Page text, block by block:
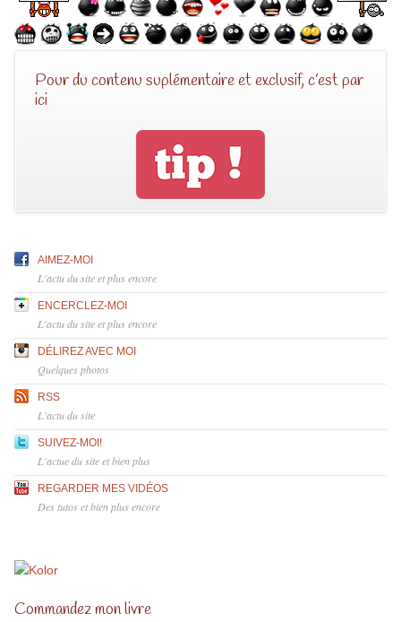
Pour du contenu suplémentaire et exclusif, c’est par
ici
AIMEZ-MOI
L'actu du site et plus encore
ENCERCLEZ-MOI
L'actu du site et plus encore
DÉLIREZ AVEC MOI
Quelques photos
RSS
L'actu du site
SUIVEZ-MOI!
L'actue du site et bien plus
REGARDER MES VIDÉOS
Des tutos et bien plus encore
Commandez mon livre